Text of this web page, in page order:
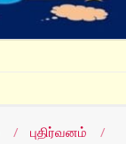
புதிர்வனம்